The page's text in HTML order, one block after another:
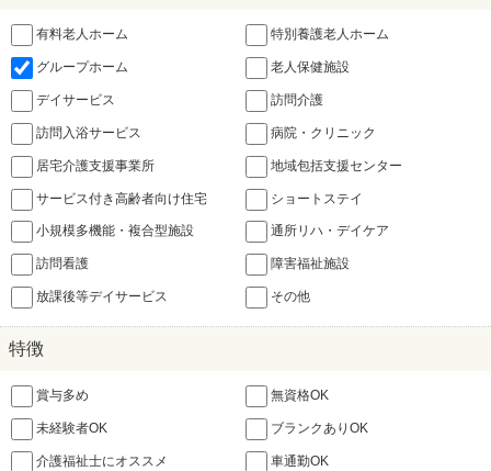
有料老人ホーム 特別養護老人ホーム
グループホーム 老人保健施設
デイサービス 訪問介護
訪問入浴サービス 病院・クリニック
居宅介護支援事業所 地域包括支援センター
サービス付き高齢者向け住宅 ショートステイ
小規模多機能・複合型施設 通所リハ・デイケア
訪問看護 障害福祉施設
放課後等デイサービス その他
特徴
賞与多め 無資格OK
未経験者OK ブランクありOK
介護福祉士にオススメ 車通勤OK